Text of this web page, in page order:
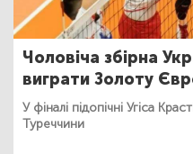
Чоловіча збірна
виграти Золоту
У фіналі підопічні Угіса
Туреччини